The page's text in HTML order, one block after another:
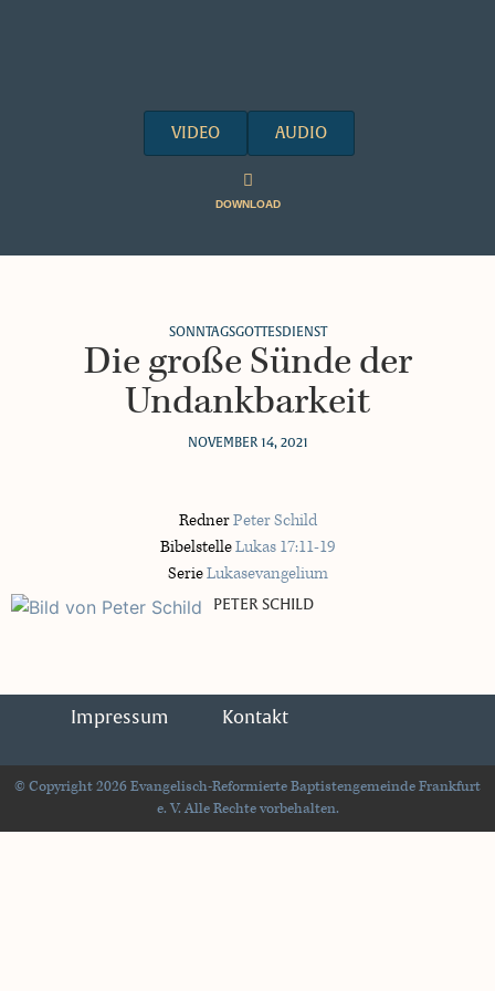
VIDEO AUDIO
DOWNLOAD
SONNTAGSGOTTESDIENST
Die große Sünde der
Undankbarkeit
NOVEMBER 14, 2021
RednerPeter Schild
BibelstelleLukas 17:11-19
SerieLukasevangelium
PETER SCHILD
Impressum Kontakt
© Copyright 2026 Evangelisch-Reformierte Baptistengemeinde Frankfurt
e. V. Alle Rechte vorbehalten.